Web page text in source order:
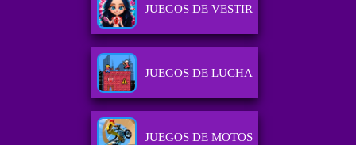
JUEGOS DE VESTIR
JUEGOS DE LUCHA
JUEGOS DE MOTOS